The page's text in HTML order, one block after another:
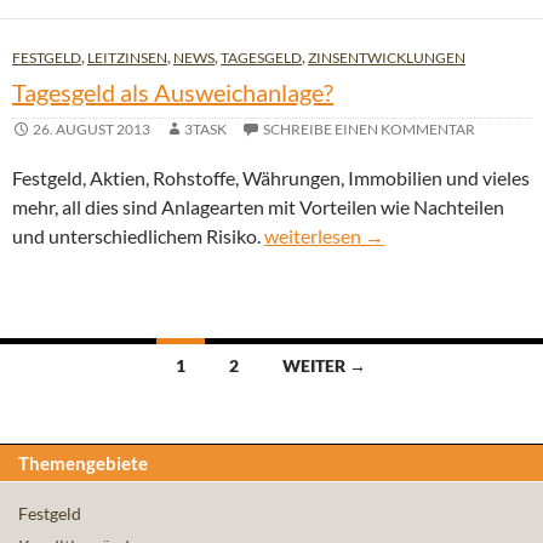
FESTGELD, LEITZINSEN, NEWS,TAGESGELD,ZINSENTWICKLUNGEN
Tagesgeld als Ausweichanlage?
26. AUGUST 2013 3TASK SCHREIBE EINEN KOMMENTAR
Festgeld, Aktien, Rohstoffe, Währungen, Immobilien und vieles
mehr, all dies sind Anlagearten mit Vorteilen wie Nachteilen
und unterschiedlichem Risiko.Tagesgeld als Ausweichanlage?
weiterlesen →
Beitragsnavigation
1 2 WEITER →
Themengebiete
Festgeld